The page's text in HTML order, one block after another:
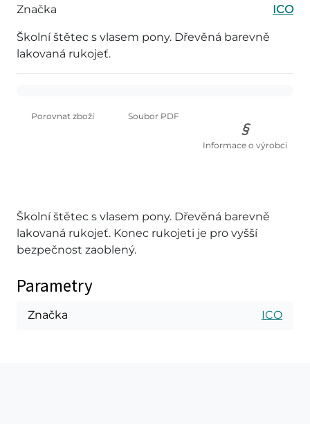
Značka
ICO
Školní štětec s vlasem pony. Dřevěná barevně
lakovaná rukojeť.
Porovnat zboží Soubor PDF
Informace o výrobci
Školní štětec s vlasem pony. Dřevěná barevně
lakovaná rukojeť. Konec rukojeti je pro vyšší
bezpečnost zaoblený.
Parametry
Značka ICO